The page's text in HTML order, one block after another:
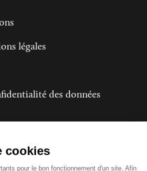
légales
des données
cookies
pour le bon fonctionnement d'un site. Afin